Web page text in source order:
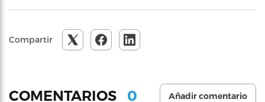
Compartir
COMENTARIOS 0 Añadir comentario